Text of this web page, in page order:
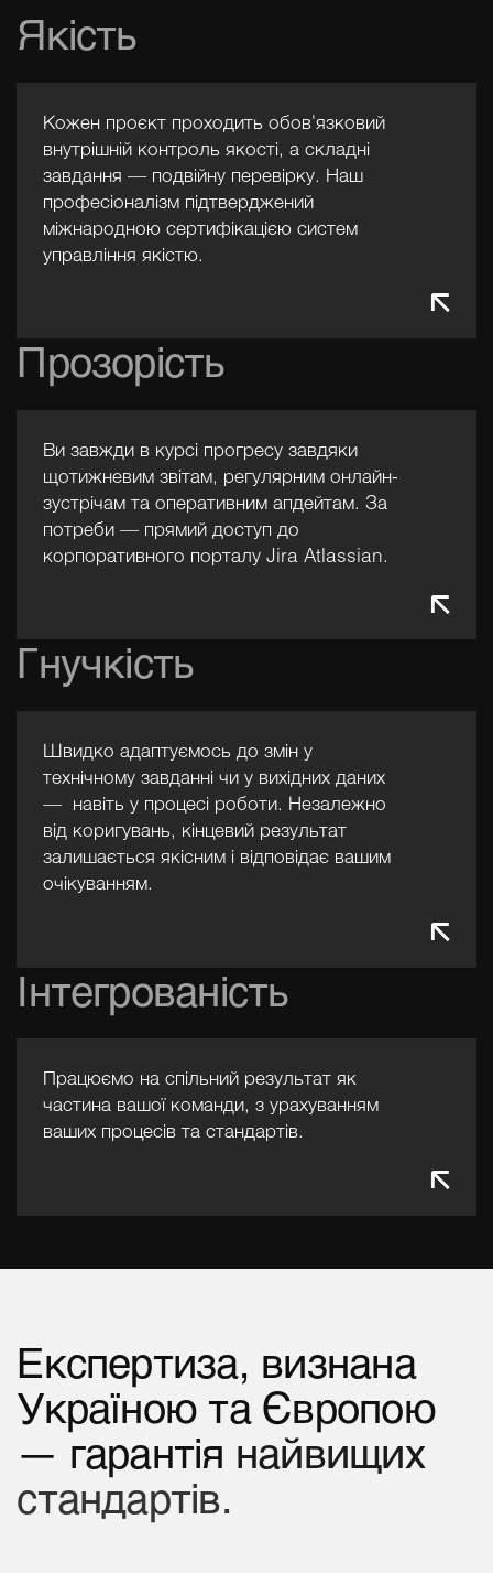
поєднує глибоке розуміння як
технічних обмежень, так і бізнес-
цілей клієнтів, відстоюючи їх
інтереси з метою оптимального
результату.
Тетяна
департаменту
Фінансовий стрижень компанії з 11-
річним досвідом ведення
міжнародного обліку та звітності.
Забезпечує надійність та
міжнародними стандартами та
оптимізує податкові рішення. Під її
принципах прозорості,
прогнозованості та ефективності
витрат.
Якість
Кожен проєкт проходить обов'язковий
внутрішній контроль якості, а складні
завдання — подвійну перевірку. Наш
професіоналізм підтверджений
міжнародною сертифікацією систем
управління якістю.
Прозорість
Ви завжди в курсі прогресу завдяки
щотижневим звітам, регулярним онлайн-
зустрічам та оперативним апдейтам. За
потреби — прямий доступ до
корпоративного порталу Jira Atlassian.
Гнучкість
Швидко адаптуємось до змін у
технічному завданні чи у вихідних даних
— навіть у процесі роботи. Незалежно
від коригувань, кінцевий результат
залишається якісним і відповідає вашим
очікуванням.
Інтегрованість
Працюємо на спільний результат як
частина вашої команди, з урахуванням
ваших процесів та стандартів.
Експертиза, визнана
Україною та Європою
— гарантія найвищих
стандартів.